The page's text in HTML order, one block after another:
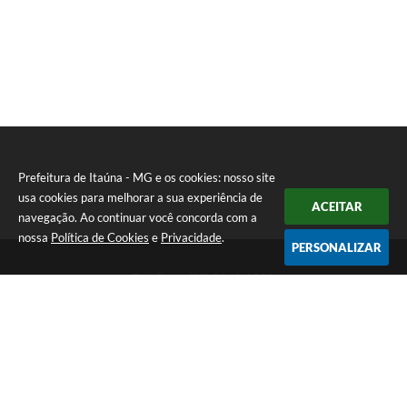
Prefeitura de Itaúna - MG e os cookies: nosso site
usa cookies para melhorar a sua experiência de
navegação. Ao continuar você concorda com a
nossa Política de Cookies e Privacidade.
ACEITAR
PERSONALIZAR
Telefone: (37) 3249-9500